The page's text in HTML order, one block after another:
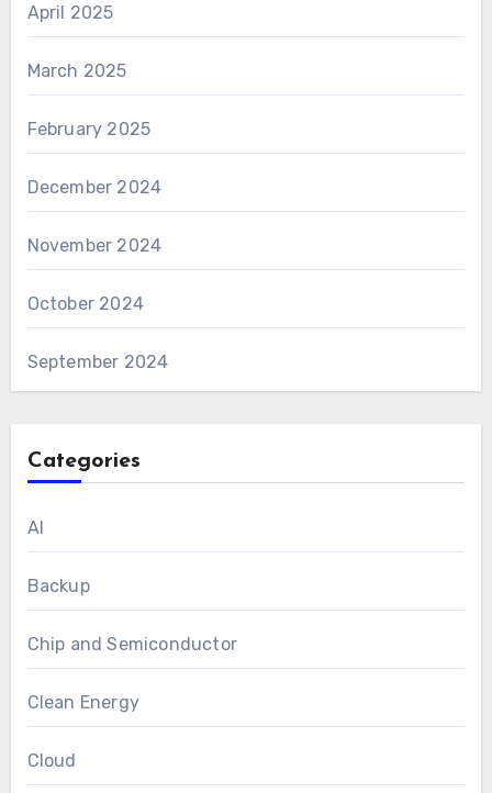
April 2025
March 2025
February 2025
December 2024
November 2024
October 2024
September 2024
Categories
AI
Backup
Chip and Semiconductor
Clean Energy
Cloud